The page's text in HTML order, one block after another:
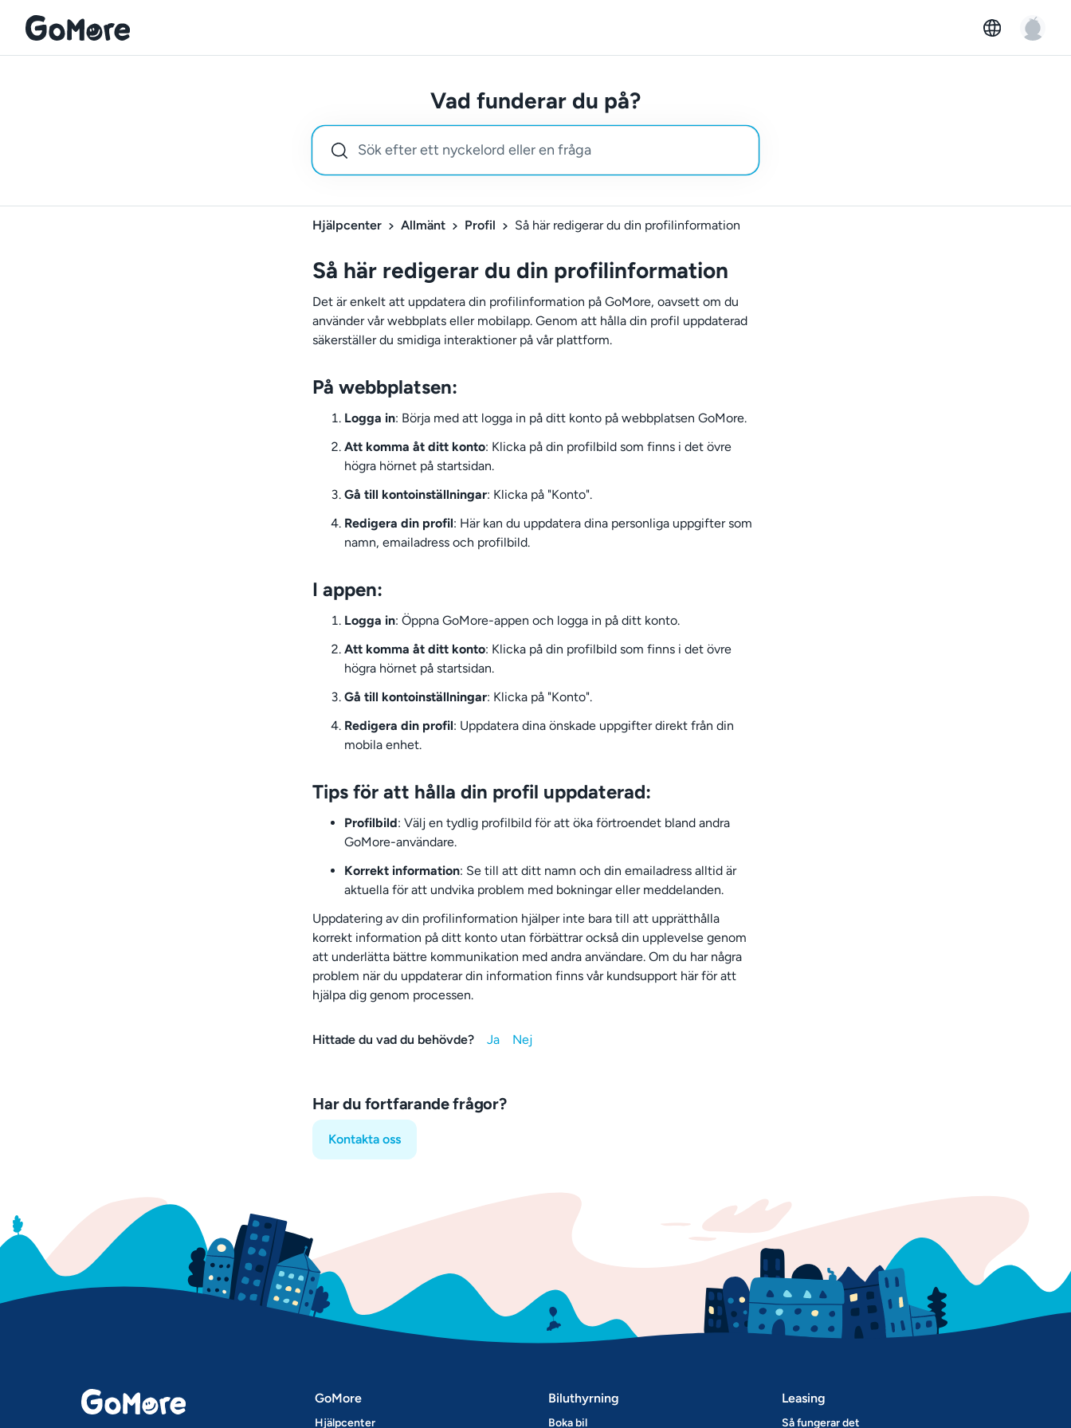
Vad funderar du på?
Hjälpcenter Allmänt Profil Så här redigerar du din profilinformation
Så här redigerar du din profilinformation
Det är enkelt att uppdatera din profilinformation på GoMore, oavsett om du
använder vår webbplats eller mobilapp. Genom att hålla din profil uppdaterad
säkerställer du smidiga interaktioner på vår plattform.
På webbplatsen:
Logga in: Börja med att logga in på ditt konto på webbplatsen GoMore.
Att komma åt ditt konto: Klicka på din profilbild som finns i det övre
högra hörnet på startsidan.
Gå till kontoinställningar: Klicka på "Konto".
Redigera din profil: Här kan du uppdatera dina personliga uppgifter som
namn, emailadress och profilbild.
I appen:
Logga in: Öppna GoMore-appen och logga in på ditt konto.
Att komma åt ditt konto: Klicka på din profilbild som finns i det övre
högra hörnet på startsidan.
Gå till kontoinställningar: Klicka på "Konto".
Redigera din profil: Uppdatera dina önskade uppgifter direkt från din
mobila enhet.
Tips för att hålla din profil uppdaterad:
Profilbild: Välj en tydlig profilbild för att öka förtroendet bland andra
GoMore-användare.
Korrekt information: Se till att ditt namn och din emailadress alltid är
aktuella för att undvika problem med bokningar eller meddelanden.
Uppdatering av din profilinformation hjälper inte bara till att upprätthålla
korrekt information på ditt konto utan förbättrar också din upplevelse genom
att underlätta bättre kommunikation med andra användare. Om du har några
problem när du uppdaterar din information finns vår kundsupport här för att
hjälpa dig genom processen.
Hittade du vad du behövde?
Har du fortfarande frågor?
Kontakta oss
GoMore
Hjälpcenter
Biluthyrning
Boka bil
Leasing
Så fungerar det